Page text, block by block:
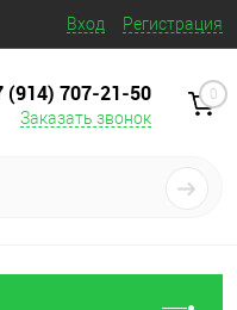
Вход Регистрация
(914) 707‒21‒50
Заказать звонок
0